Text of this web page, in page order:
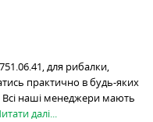
для рибалки,
практично в будь-яких
наші менеджери мають
далі...